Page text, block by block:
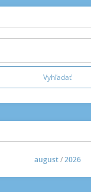
august/2026